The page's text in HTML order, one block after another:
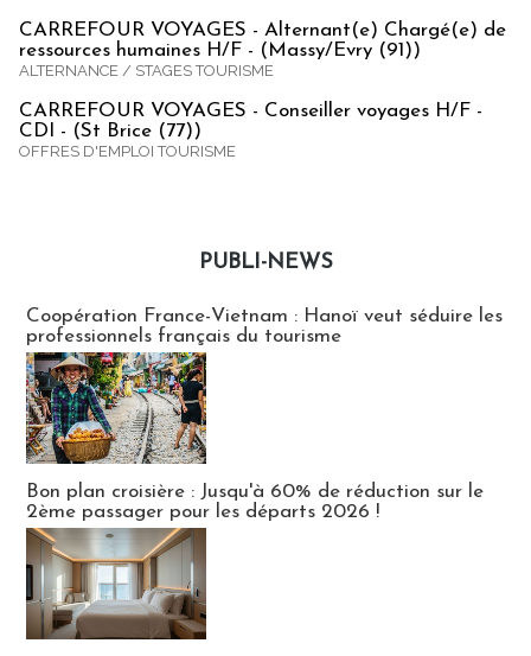
CARREFOUR VOYAGES - Alternant(e) Chargé(e) de
ressources humaines H/F - (Massy/Evry (91))
ALTERNANCE / STAGES TOURISME
CARREFOUR VOYAGES - Conseiller voyages H/F -
CDI - (St Brice (77))
OFFRES D'EMPLOI TOURISME
PUBLI-NEWS
Coopération France-Vietnam : Hanoï veut séduire les
professionnels français du tourisme
Bon plan croisière : Jusqu'à 60% de réduction sur le
2ème passager pour les départs 2026 !